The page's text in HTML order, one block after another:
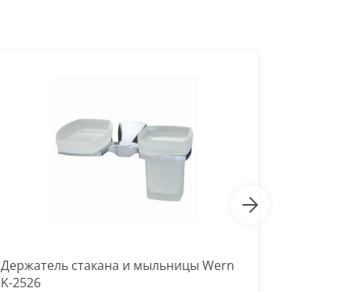
Держатель стакана и мыльницы Wern
K-2526